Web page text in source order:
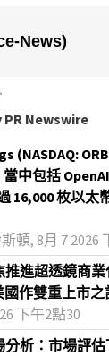
News)
Newswire
(NASDAQ:
當中包括
16,000 枚以太
頓, 8月 7 2026
進超透鏡商
作雙重上市之
下午2點30
分析：市場評